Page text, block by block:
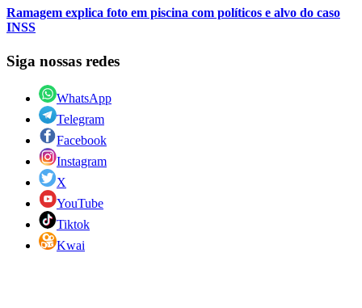
Ramagem explica foto em piscina com políticos e alvo do caso
INSS
Siga nossas redes
WhatsApp
Telegram
Facebook
Instagram
X
YouTube
Tiktok
Kwai